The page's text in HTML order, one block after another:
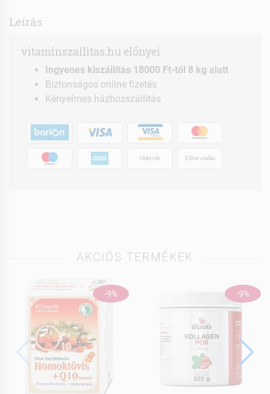
Leírás
vitaminszallitas.hu előnyei
Ingyenes kiszállítás 18000 Ft-tól 8 kg alatt
Biztonságos online fizetés
Kényelmes házhozszállítás
Utánvét Előre utalás
AKCIÓS TERMÉKEK
-9% -9%